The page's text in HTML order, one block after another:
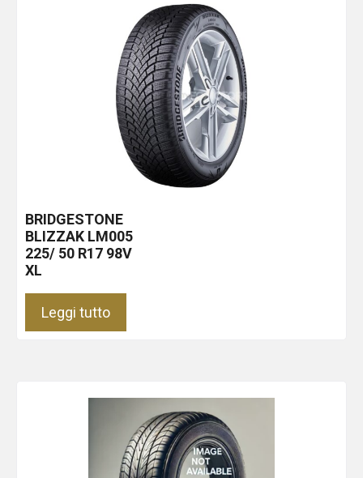
BRIDGESTONE
BLIZZAK LM005
225/ 50 R17 98V
XL
Leggi tutto